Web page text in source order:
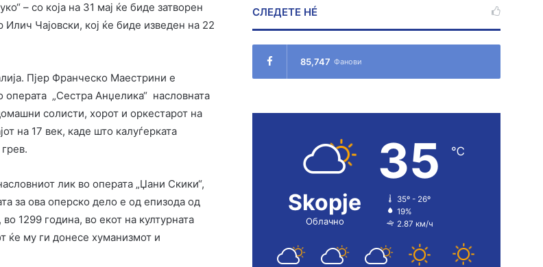
– со која на 31 мај ќе биде затворен
Чајовски, кој ќе биде изведен на 22
Пјер Франческо Маестрини е
„Сестра Анџелика“ насловната
солисти, хорот и оркестарот на
на 17 век, каде што калуѓерката
лик во операта „Џани Скики“,
за ова оперско дело е од епизода од
1299 година, во екот на културната
ќе му ги донесе хуманизмот и
СЛЕДЕТЕ НÉ
85,747 Фанови
Skopje
Облачно
35 ℃
35º - 26º
19%
2.87 км/ч